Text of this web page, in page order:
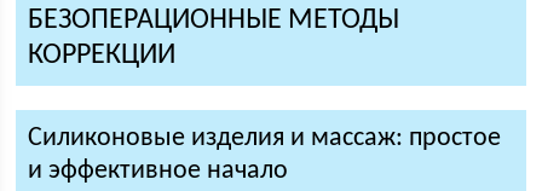
БЕЗОПЕРАЦИОННЫЕ МЕТОДЫ
КОРРЕКЦИИ
Силиконовые изделия и массаж: простое
и эффективное начало